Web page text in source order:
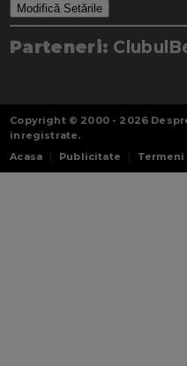
Modifică Setările
Parteneri:
Copyright © 2000 - 2026
inregistrate.
Acasa
Publicitate